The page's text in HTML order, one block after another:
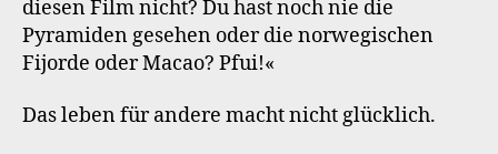
diesen Film nicht? Du hast noch nie die
Pyramiden gesehen oder die norwegischen
Fijorde oder Macao? Pfui!«
Das leben für andere macht nicht glücklich.